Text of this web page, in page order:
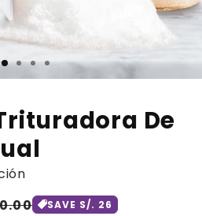
De
SAVE S/. 26